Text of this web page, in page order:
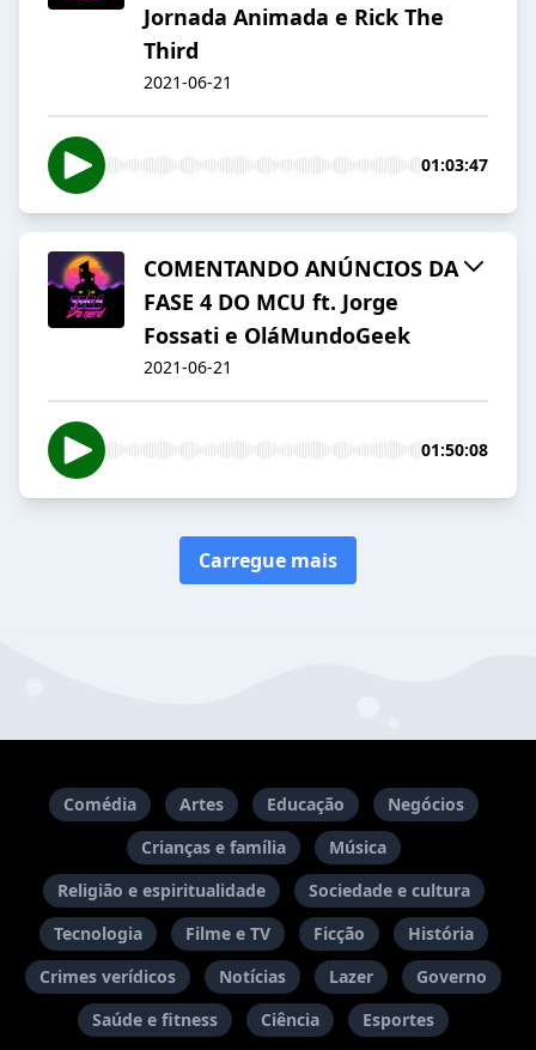
Jornada Animada e Rick The
Third
2021-06-21
01:03:47
COMENTANDO ANÚNCIOS DA
FASE 4 DO MCU ft. Jorge
Fossati e OláMundoGeek
2021-06-21
01:50:08
Carregue mais
Comédia Artes Educação
Negócios
Crianças e família
Música
Religião e espiritualidade
Sociedade e cultura
Tecnologia
Filme e TV Ficção
História
Crimes verídicos
Notícias Lazer
Governo
Saúde e fitness
Ciência Esportes